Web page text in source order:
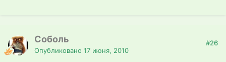
Соболь
Опубликовано 17 июня, 2010
#26